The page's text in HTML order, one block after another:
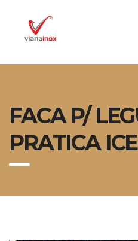
FACA P/
PRATICA